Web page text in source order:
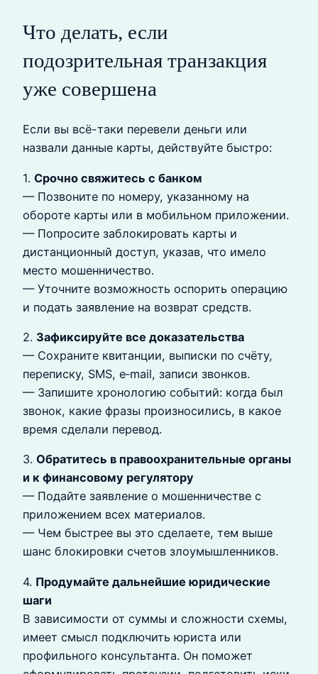
Что делать, если
подозрительная транзакция
уже совершена
Если вы всё-таки перевели деньги или
назвали данные карты, действуйте быстро:
1. Срочно свяжитесь с банком
— Позвоните по номеру, указанному на
обороте карты или в мобильном приложении.
— Попросите заблокировать карты и
дистанционный доступ, указав, что имело
место мошенничество.
— Уточните возможность оспорить операцию
и подать заявление на возврат средств.
2. Зафиксируйте все доказательства
— Сохраните квитанции, выписки по счёту,
переписку, SMS, e‑mail, записи звонков.
— Запишите хронологию событий: когда был
звонок, какие фразы произносились, в какое
время сделали перевод.
3. Обратитесь в правоохранительные органы
и к финансовому регулятору
— Подайте заявление о мошенничестве с
приложением всех материалов.
— Чем быстрее вы это сделаете, тем выше
шанс блокировки счетов злоумышленников.
4. Продумайте дальнейшие юридические
шаги
В зависимости от суммы и сложности схемы,
имеет смысл подключить юриста или
профильного консультанта. Он поможет